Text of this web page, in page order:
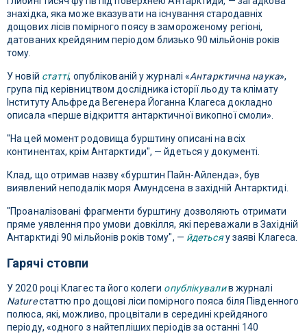
знахідка, яка може вказувати на існування стародавніх
дощових лісів помірного поясу в замороженому регіоні,
датованих крейдяним періодом близько 90 мільйонів років
тому.
У новій статті, опублікованій у журналі «Антарктична наука»,
група під керівництвом дослідника історії льоду та клімату
Інституту Альфреда Вегенера Йоганна Клагеса докладно
описала «перше відкриття антарктичної викопної смоли».
"На цей момент родовища бурштину описані на всіх
континентах, крім Антарктиди", — йдеться у документі.
Клад, що отримав назву «бурштин Пайн-Айленда», був
виявлений неподалік моря Амундсена в західній Антарктиді.
"Проаналізовані фрагменти бурштину дозволяють отримати
пряме уявлення про умови довкілля, які переважали в Західній
Антарктиді 90 мільйонів років тому", — йдетьсяу заяві Клагеса.
Гарячі стовпи
У 2020 році Клагес та його колеги опублікувалив журналі
Natureстаттю про дощові ліси помірного пояса біля Південного
полюса, які, можливо, процвітали в середині крейдяного
періоду, «одного з найтепліших періодів за останні 140